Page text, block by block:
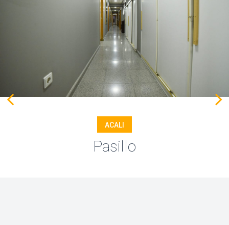
ACALI
Pasillo